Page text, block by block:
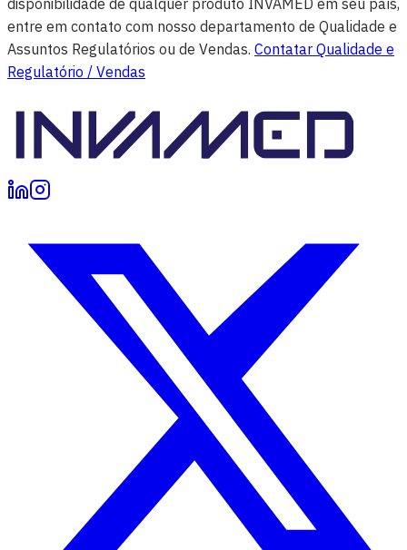
entre em contato com nosso departamento de Qualidade e
Assuntos Regulatórios ou de Vendas. Contatar Qualidade e
Regulatório / Vendas